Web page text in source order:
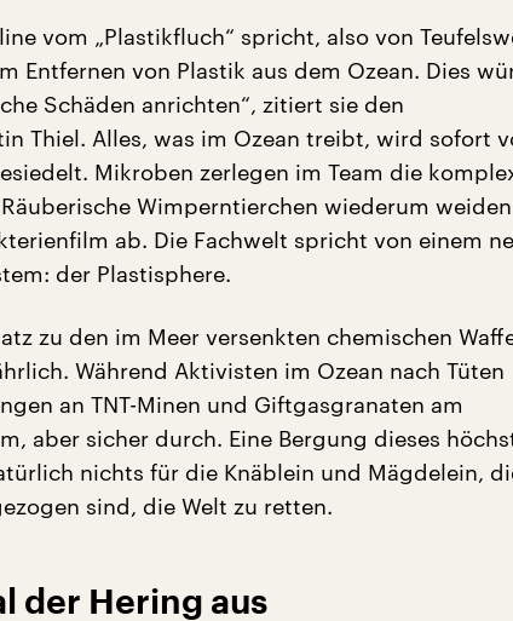
vom „Plastikfluch“ spricht, also von
Entfernen von Plastik aus dem Ozean. Dies
Schäden anrichten“, zitiert sie den
Thiel. Alles, was im Ozean treibt, wird sofort
Mikroben zerlegen im Team die
Wimperntierchen wiederum
ab. Die Fachwelt spricht von einem
der Plastisphere.
zu den im Meer versenkten chemischen
Während Aktivisten im Ozean nach Tüten
an TNT-Minen und Giftgasgranaten am
aber sicher durch. Eine Bergung dieses
nichts für die Knäblein und Mägdelein,
sind, die Welt zu retten.
der Hering aus